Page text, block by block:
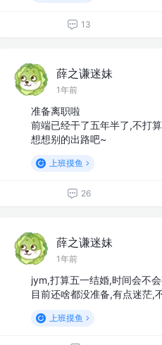
13
薛之谦迷妹
1年前
准备离职啦
前端已经干了五年半了,不打
想想别的出路吧~
上班摸鱼
26
薛之谦迷妹
1年前
jym,打算五一结婚,时间会不
目前还啥都没准备,有点迷茫,
上班摸鱼